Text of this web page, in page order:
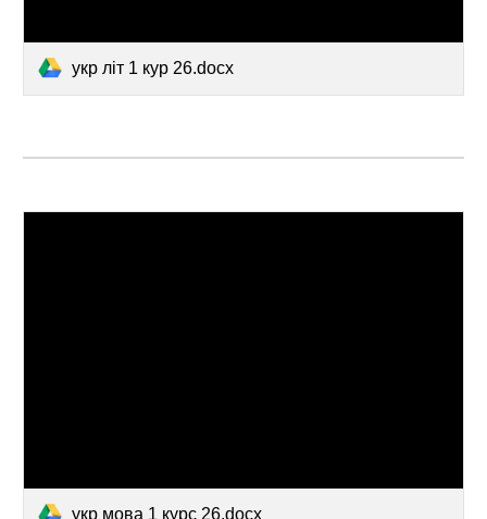
укр літ 1 кур 26.docx
укр мова 1 курс 26.docx